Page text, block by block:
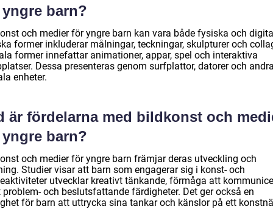
barn?
och medier för yngre barn kan vara både fysiska och
former inkluderar målningar, teckningar, skulpturer och
former innefattar animationer, appar, spel och interaktiva
Dessa presenteras genom surfplattor, datorer och
enheter.
är fördelarna med bildkonst och
barn?
och medier för yngre barn främjar deras utveckling och
Studier visar att barn som engagerar sig i konst- och
utvecklar kreativt tänkande, förmåga att
och beslutsfattande färdigheter. Det ger också en
för barn att uttrycka sina tankar och känslor på ett